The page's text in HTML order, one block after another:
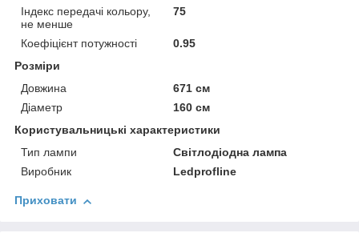
Індекс передачі кольору,
не менше
75
Коефіцієнт потужності
0.95
Розміри
Довжина
671 см
Діаметр
160 см
Користувальницькі характеристики
Тип лампи
Світлодіодна лампа
Виробник
Ledprofline
Приховати